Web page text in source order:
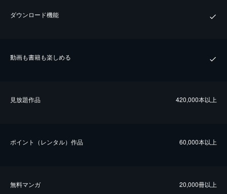
ダウンロード機能
動画も書籍も楽しめる
⾒放題作品 420,000本以上
ポイント（レンタル）作品 60,000本以上
無料マンガ 20,000冊以上